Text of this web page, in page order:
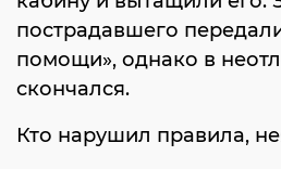
пострадавшего
помощи», однако в
скончался.
Кто нарушил правила,